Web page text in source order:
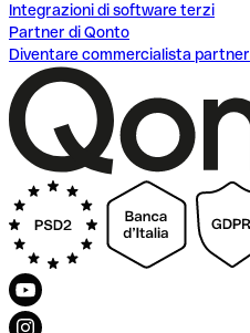
Integrazioni di software terzi
Partner di Qonto
Diventare commercialista partner